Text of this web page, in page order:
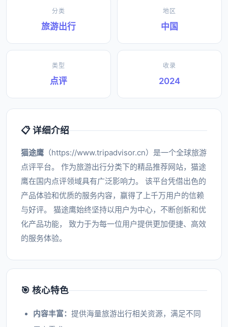
分类
旅游出行
地区
中国
类型
点评
收录
2024
📋 详细介绍
猫途鹰 （https://www.tripadvisor.cn）是一个全球旅游
点评平台。 作为旅游出行分类下的精品推荐网站，猫途
鹰在国内点评领域具有广泛影响力。 该平台凭借出色的
产品体验和优质的服务内容，赢得了上千万用户的信赖
与好评。 猫途鹰始终坚持以用户为中心，不断创新和优
化产品功能， 致力于为每一位用户提供更加便捷、高效
的服务体验。
🎯 核心特色
内容丰富： 提供海量旅游出行相关资源，满足不同